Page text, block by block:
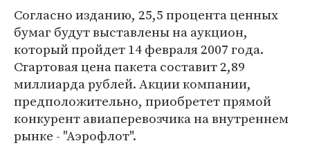
Согласно изданию, 25,5 процента ценных
бумаг будут выставлены на аукцион,
который пройдет 14 февраля 2007 года.
Стартовая цена пакета составит 2,89
миллиарда рублей. Акции компании,
предположительно, приобретет прямой
конкурент авиаперевозчика на внутреннем
рынке - "Аэрофлот".